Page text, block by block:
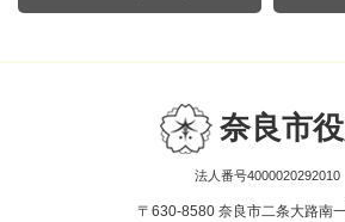
奈良市
法人番号4000020292010
〒630-8580 奈良市二条大路南